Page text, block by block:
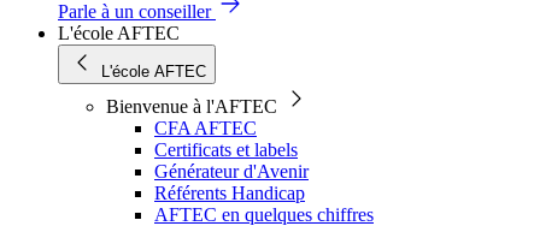
Parle à un conseiller
L'école AFTEC
L'école AFTEC
Bienvenue à l'AFTEC
CFA AFTEC
Certificats et labels
Générateur d'Avenir
Référents Handicap
AFTEC en quelques chiffres